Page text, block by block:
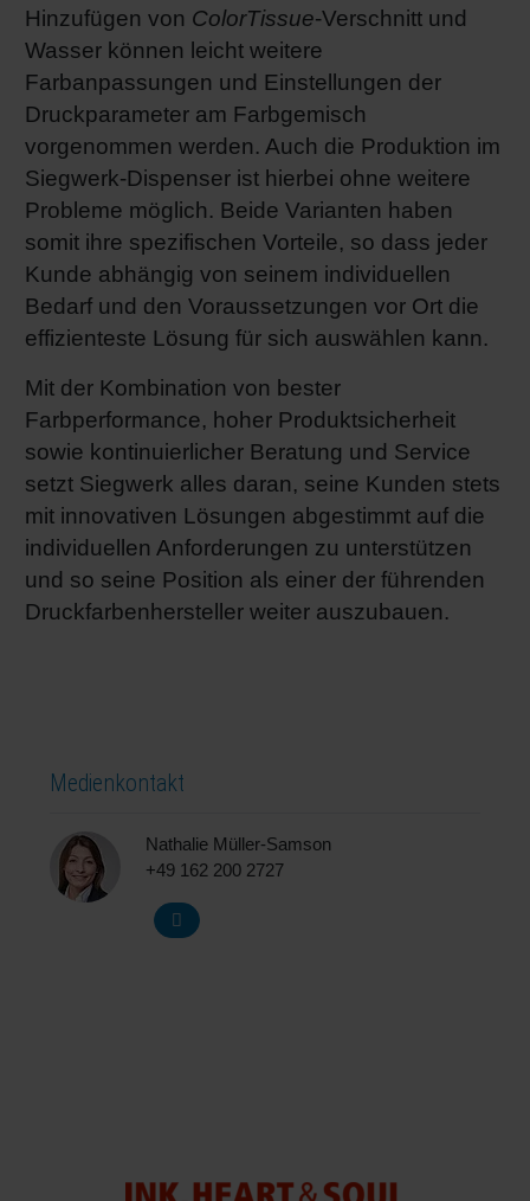
Hinzufügen von ColorTissue-Verschnitt und
Wasser können leicht weitere
Farbanpassungen und Einstellungen der
Druckparameter am Farbgemisch
vorgenommen werden. Auch die Produktion im
Siegwerk-Dispenser ist hierbei ohne weitere
Probleme möglich. Beide Varianten haben
somit ihre spezifischen Vorteile, so dass jeder
Kunde abhängig von seinem individuellen
Bedarf und den Voraussetzungen vor Ort die
effizienteste Lösung für sich auswählen kann.
Mit der Kombination von bester
Farbperformance, hoher Produktsicherheit
sowie kontinuierlicher Beratung und Service
setzt Siegwerk alles daran, seine Kunden stets
mit innovativen Lösungen abgestimmt auf die
individuellen Anforderungen zu unterstützen
und so seine Position als einer der führenden
Druckfarbenhersteller weiter auszubauen.
Medienkontakt
Nathalie Müller-Samson
+49 162 200 2727